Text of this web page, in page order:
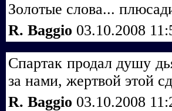
Золотые слова...
R. Baggio 03.10.2008
Спартак продал душу
за нами, жертвой этой
R. Baggio 03.10.2008